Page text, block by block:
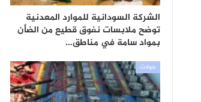
الشركة السودانية للموارد المعدنية
توضح ملابسات نفوق قطيع من الضأن
بمواد سامة في مناطق…
حوادث